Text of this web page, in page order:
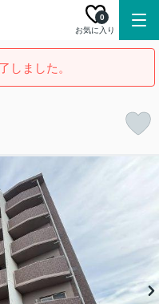
お気に入り
0
しました。